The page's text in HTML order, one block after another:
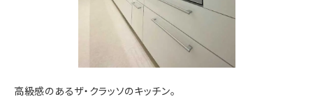
高級感のあるザ・クラッソのキッチン。